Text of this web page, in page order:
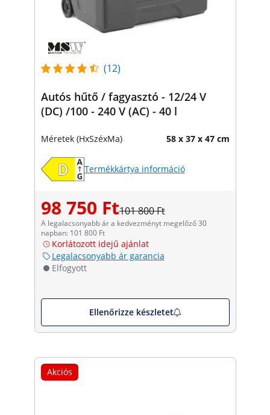
(12)
Autós hűtő / fagyasztó - 12/24 V
(DC) /100 - 240 V (AC) - 40 l
Méretek (HxSzéxMa) 58 x 37 x 47 cm
Termékkártya információ
98 750 Ft101 800 Ft
A legalacsonyabb ár a kedvezményt megelőző 30
napban: 101 800 Ft
Korlátozott idejű ajánlat
Legalacsonyabb ár garancia
Elfogyott
Ellenőrizze készletet
Akciós